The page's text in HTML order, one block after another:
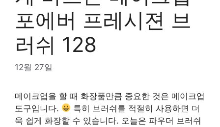
포에버 프레시젼 브
러쉬 128
12월 27일
메이크업을 할 때 화장품만큼 중요한 것은 메이크업
도구입니다.
특히 브러쉬를 적절히 사용하면 더
욱 쉽게 화장할 수 있습니다. 오늘은 파우더 브러쉬